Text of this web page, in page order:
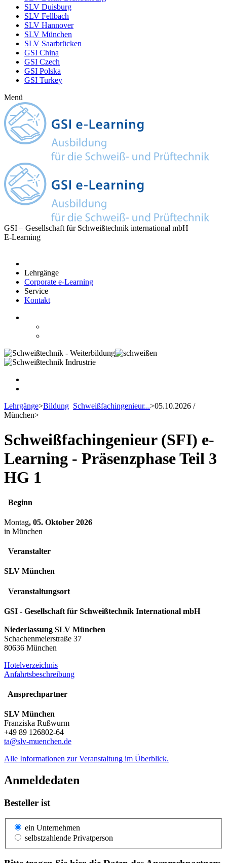
SLV Duisburg
SLV Fellbach
SLV Hannover
SLV München
SLV Saarbrücken
GSI China
GSI Czech
GSI Polska
GSI Turkey
Menü
GSI – Gesellschaft für Schweißtechnik international mbH
E-Learning
Lehrgänge
Corporate e-Learning
Service
Kontakt
Lehrgänge>Bildung Schweißfachingenieur...>05.10.2026 /
München>
Schweißfachingenieur (SFI) e-
Learning - Präsenzphase Teil 3
HG 1
Beginn
Montag, 05. Oktober 2026
in München
Veranstalter
SLV München
Veranstaltungsort
GSI - Gesellschaft für Schweißtechnik International mbH
Niederlassung SLV München
Schachenmeierstraße 37
80636 München
Hotelverzeichnis
Anfahrtsbeschreibung
Ansprechpartner
SLV München
Franziska Rußwurm
+49 89 126802-64
ta@slv-muenchen.de
Alle Informationen zur Veranstaltung im Überblick.
Anmeldedaten
Besteller ist
ein Unternehmen
selbstzahlende Privatperson